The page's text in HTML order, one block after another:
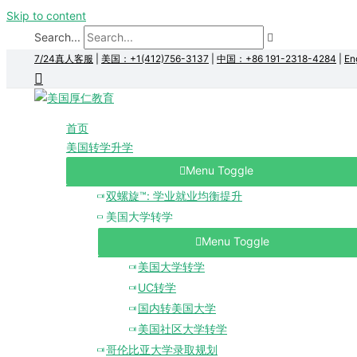
Skip to content
Search...
7/24真人客服 美国：+1(412)756-3137 中国：+86 191-2318-4284
首页
美国转学升学
Menu Toggle
双螺旋™: 学业就业均衡提升
美国大学转学
Menu Toggle
美国大学转学
UC转学
国内转美国大学
美国社区大学转学
哥伦比亚大学录取规划